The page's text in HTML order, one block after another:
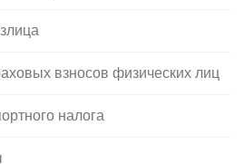
взносов физических лиц
налога